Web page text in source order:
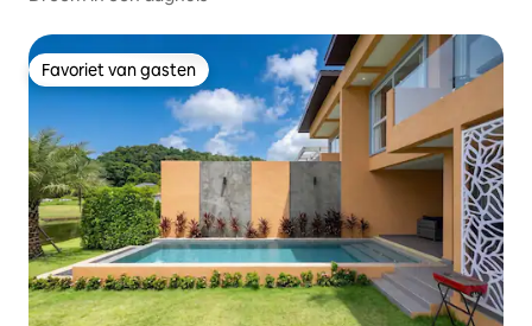
Favoriet van gasten
Favoriet van gasten